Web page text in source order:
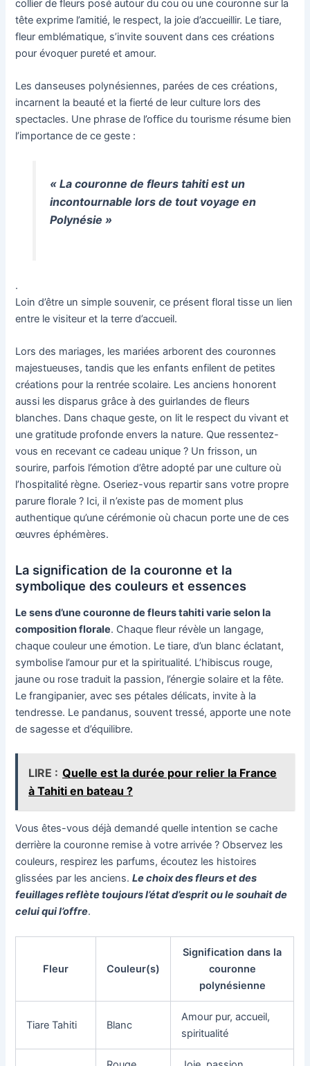
collier de fleurs posé autour du cou ou une couronne sur la
tête exprime l’amitié, le respect, la joie d’accueillir. Le tiare,
fleur emblématique, s’invite souvent dans ces créations
pour évoquer pureté et amour.
Les danseuses polynésiennes, parées de ces créations,
incarnent la beauté et la fierté de leur culture lors des
spectacles. Une phrase de l’office du tourisme résume bien
l’importance de ce geste :
« La couronne de fleurs tahiti est un
incontournable lors de tout voyage en
Polynésie »
.
Loin d’être un simple souvenir, ce présent floral tisse un lien
entre le visiteur et la terre d’accueil.
Lors des mariages, les mariées arborent des couronnes
majestueuses, tandis que les enfants enfilent de petites
créations pour la rentrée scolaire. Les anciens honorent
aussi les disparus grâce à des guirlandes de fleurs
blanches. Dans chaque geste, on lit le respect du vivant et
une gratitude profonde envers la nature. Que ressentez-
vous en recevant ce cadeau unique ? Un frisson, un
sourire, parfois l’émotion d’être adopté par une culture où
l’hospitalité règne. Oseriez-vous repartir sans votre propre
parure florale ? Ici, il n’existe pas de moment plus
authentique qu’une cérémonie où chacun porte une de ces
œuvres éphémères.
La signification de la couronne et la
symbolique des couleurs et essences
Le sens d’une couronne de fleurs tahiti varie selon la
composition florale. Chaque fleur révèle un langage,
chaque couleur une émotion. Le tiare, d’un blanc éclatant,
symbolise l’amour pur et la spiritualité. L’hibiscus rouge,
jaune ou rose traduit la passion, l’énergie solaire et la fête.
Le frangipanier, avec ses pétales délicats, invite à la
tendresse. Le pandanus, souvent tressé, apporte une note
de sagesse et d’équilibre.
LIRE : Quelle est la durée pour relier la France
à Tahiti en bateau ?
Vous êtes-vous déjà demandé quelle intention se cache
derrière la couronne remise à votre arrivée ? Observez les
couleurs, respirez les parfums, écoutez les histoires
glissées par les anciens.Le choix des fleurs et des
feuillages reflète toujours l’état d’esprit ou le souhait de
celui qui l’offre.
Fleur Couleur(s)
Signification dans la
couronne
polynésienne
Tiare Tahiti Blanc
Amour pur, accueil,
spiritualité